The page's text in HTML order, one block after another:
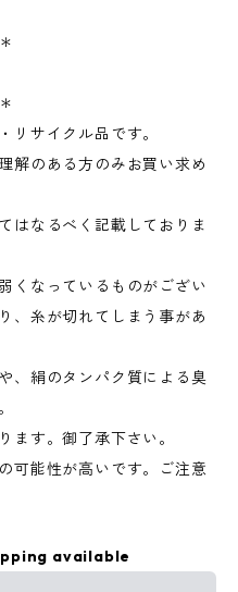
サイクル品です。
解のある方のみお買い求め
はなるべく記載しておりま
くなっているものがござい
、糸が切れてしまう事があ
、絹のタンパク質による臭
す。御了承下さい。
可能性が高いです。ご注意
available